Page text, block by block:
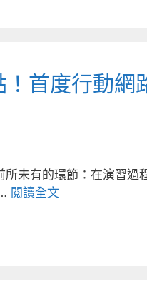
首度行動網
未有的環節：在演習過
閱讀全文